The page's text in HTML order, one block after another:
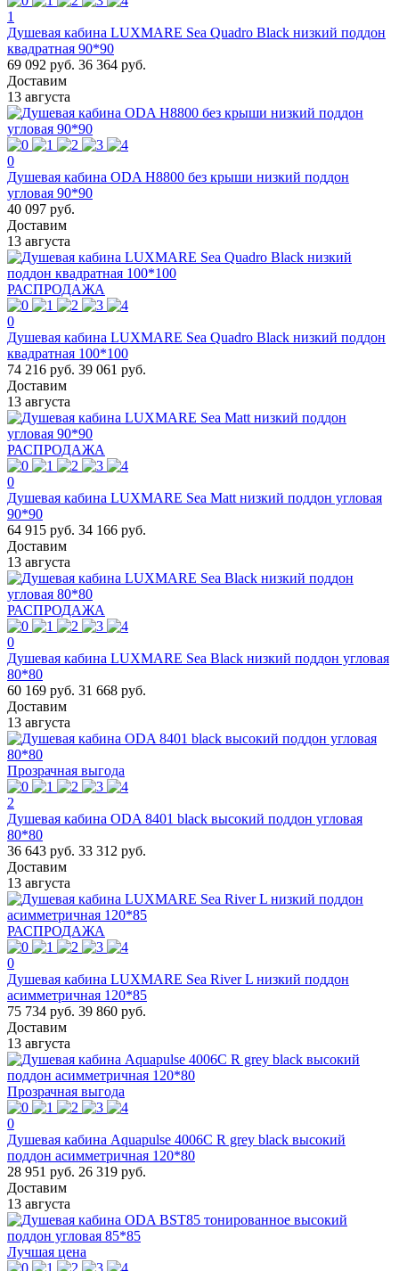
1
Душевая кабина LUXMARE Sea Quadro Black низкий поддон
квадратная 90*90
69 092 руб. 36 364 руб.
Доставим
13 августа
0
Душевая кабина ODA Н8800 без крыши низкий поддон
угловая 90*90
40 097 руб.
Доставим
13 августа
РАСПРОДАЖА
0
Душевая кабина LUXMARE Sea Quadro Black низкий поддон
квадратная 100*100
74 216 руб. 39 061 руб.
Доставим
13 августа
РАСПРОДАЖА
0
Душевая кабина LUXMARE Sea Matt низкий поддон угловая
90*90
64 915 руб. 34 166 руб.
Доставим
13 августа
РАСПРОДАЖА
0
Душевая кабина LUXMARE Sea Black низкий поддон угловая
80*80
60 169 руб. 31 668 руб.
Доставим
13 августа
Прозрачная выгода
2
Душевая кабина ODA 8401 black высокий поддон угловая
80*80
36 643 руб. 33 312 руб.
Доставим
13 августа
РАСПРОДАЖА
0
Душевая кабина LUXMARE Sea River L низкий поддон
асимметричная 120*85
75 734 руб. 39 860 руб.
Доставим
13 августа
Прозрачная выгода
0
Душевая кабина Aquapulse 4006С R grey black высокий
поддон асимметричная 120*80
28 951 руб. 26 319 руб.
Доставим
13 августа
Лучшая цена